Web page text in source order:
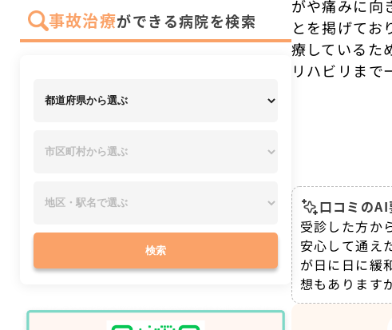
がや痛みに向
とを掲げてお
療しているた
リハビリまで
口コミのAI
受診した方か
安心して通え
が日に日に緩
想もあります
事故治療ができる病院を検索
検索